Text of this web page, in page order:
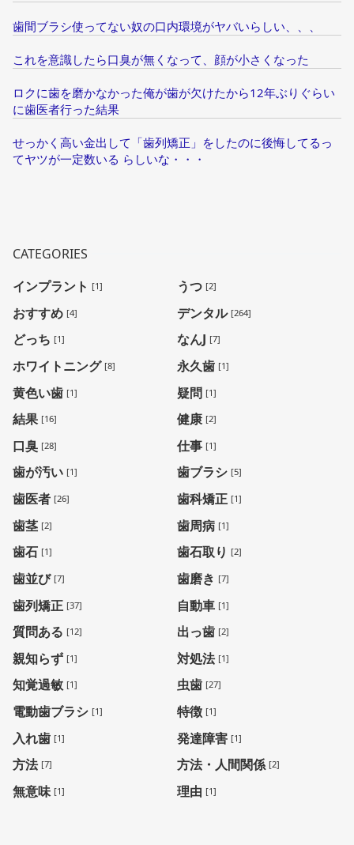
歯間ブラシ使ってない奴の口内環境がヤバいらしい、、、
これを意識したら口臭が無くなって、顔が小さくなった
ロクに歯を磨かなかった俺が歯が欠けたから12年ぶりぐらい
に歯医者行った結果
せっかく高い金出して「歯列矯正」をしたのに後悔してるっ
てヤツが一定数いる らしいな・・・
CATEGORIES
インプラント [1] うつ [2]
おすすめ [4] デンタル [264]
どっち [1] なんJ [7]
ホワイトニング [8] 永久歯 [1]
黄色い歯 [1] 疑問 [1]
結果 [16] 健康 [2]
口臭 [28] 仕事 [1]
歯が汚い [1] 歯ブラシ [5]
歯医者 [26] 歯科矯正 [1]
歯茎 [2] 歯周病 [1]
歯石 [1] 歯石取り [2]
歯並び [7] 歯磨き [7]
歯列矯正 [37] 自動車 [1]
質問ある [12] 出っ歯 [2]
親知らず [1] 対処法 [1]
知覚過敏 [1] 虫歯 [27]
電動歯ブラシ [1] 特徴 [1]
入れ歯 [1] 発達障害 [1]
方法 [7] 方法・人間関係 [2]
無意味 [1] 理由 [1]